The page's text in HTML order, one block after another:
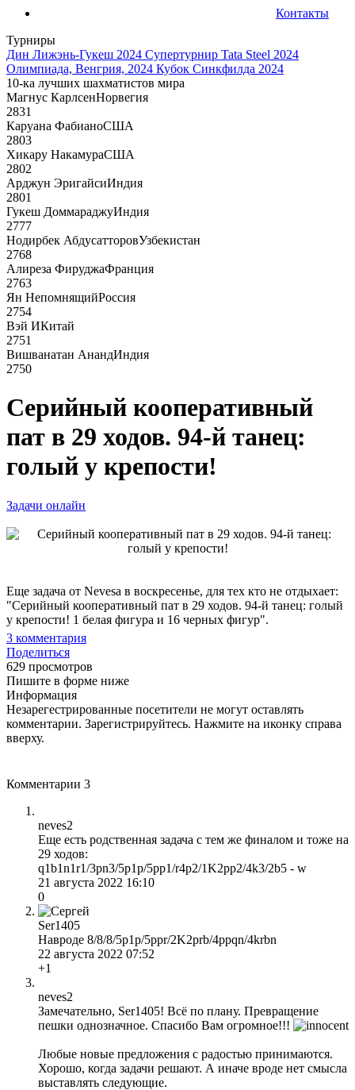
Контакты
Турниры
Дин Лижэнь-Гукеш 2024 Супертурнир Tata Steel 2024
Олимпиада, Венгрия, 2024 Кубок Синкфилда 2024
10-ка лучших шахматистов мира
Магнус КарлсенНорвегия
2831
Каруана ФабианоСША
2803
Хикару НакамураСША
2802
Арджун ЭригайсиИндия
2801
Гукеш ДоммараджуИндия
2777
Нодирбек АбдусатторовУзбекистан
2768
Алиреза ФируджаФранция
2763
Ян НепомнящийРоссия
2754
Вэй ИКитай
2751
Вишванатан АнандИндия
2750
Серийный кооперативный
пат в 29 ходов. 94-й танец:
голый у крепости!
Задачи онлайн
Еще задача от Nevesa в воскресенье, для тех кто не отдыхает:
"Серийный кооперативный пат в 29 ходов. 94-й танец: голый
у крепости! 1 белая фигура и 16 черных фигур".
3 комментария
Поделиться
629 просмотров
Пишите в форме ниже
Информация
Незарегестрированные посетители не могут оставлять
комментарии. Зарегистрируйтесь. Нажмите на иконку справа
вверху.
Комментарии 3
neves2
Еще есть родственная задача с тем же финалом и тоже на
29 ходов:
q1b1n1r1/3pn3/5p1p/5pp1/r4p2/1K2pp2/4k3/2b5 - w
21 августа 2022 16:10
0
Ser1405
Навроде 8/8/8/5p1p/5ppr/2K2prb/4ppqn/4krbn
22 августа 2022 07:52
+1
neves2
Замечательно, Ser1405! Всё по плану. Превращение
пешки однозначное. Спасибо Вам огромное!!!
Любые новые предложения с радостью принимаются.
Хорошо, когда задачи решают. А иначе вроде нет смысла
выставлять следующие.